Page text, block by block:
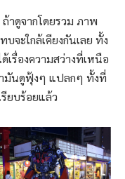
าดูจากโดยรวม ภาพ
จะใกล้เคียงกันเลย ทั้ง
เรื่องความสว่างที่เหนือ
ามันดูฟุ้งๆ แปลกๆ ทั้งที่
ยบร้อยแล้ว